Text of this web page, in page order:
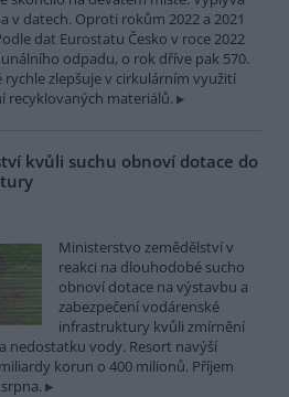
v datech. Oproti rokům 2022 a 2021
dat Eurostatu Česko v roce 2022
odpadu, o rok dříve pak 570.
rychle zlepšuje v cirkulárním využití
recyklovaných materiálů.
kvůli suchu obnoví dotace do
Ministerstvo zemědělství v
reakci na dlouhodobé sucho
obnoví dotace na výstavbu a
zabezpečení vodárenské
infrastruktury kvůli zmírnění
nedostatku vody. Resort navýší
korun o 400 milionů. Příjem